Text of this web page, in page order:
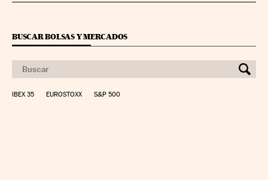
BUSCAR BOLSAS Y MERCADOS
IBEX 35 EUROSTOXX S&P 500